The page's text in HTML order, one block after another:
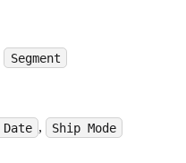
Segment
, Ship Mode